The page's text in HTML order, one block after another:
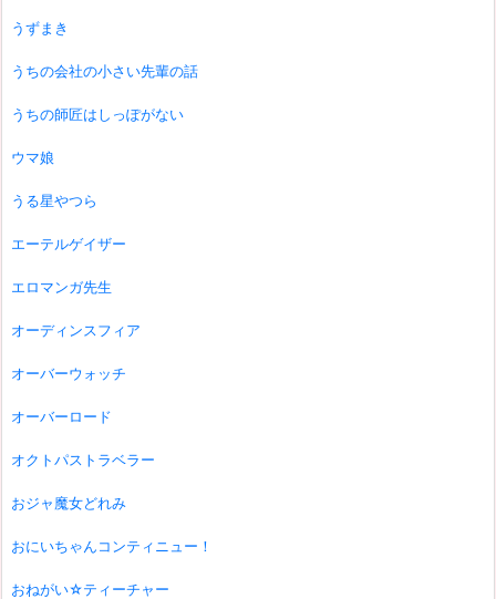
うずまき
うちの会社の小さい先輩の話
うちの師匠はしっぽがない
ウマ娘
うる星やつら
エーテルゲイザー
エロマンガ先生
オーディンスフィア
オーバーウォッチ
オーバーロード
オクトパストラベラー
おジャ魔女どれみ
おにいちゃんコンティニュー！
おねがい☆ティーチャー